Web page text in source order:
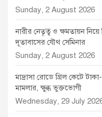
Sunday, 2 August 2026
নারীর নেতৃত্ব ও ক্ষমতায়ন
দূতাবাসের যৌথ সেমিনার
Sunday, 2 August 2026
মাদ্রাসা রোডে গ্রিল কেটে
মামলার, ক্ষুব্ধ ভুক্তভোগী
Wednesday, 29 July